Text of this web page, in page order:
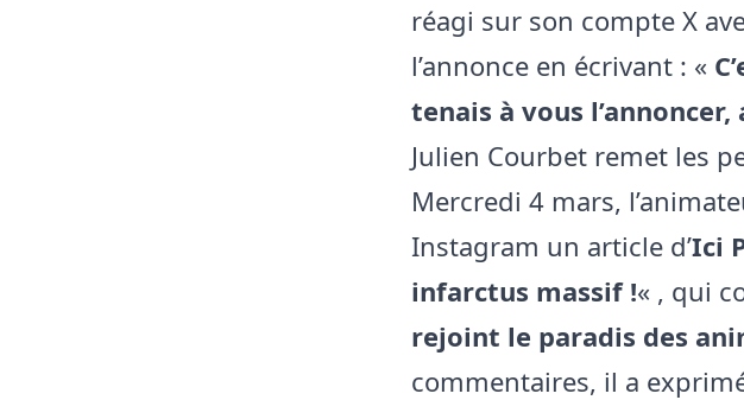
réagi sur son compte X
l’annonce en écrivant : «
tenais à vous
Julien Courbet remet les
Mercredi 4 mars,
Instagram un article d’Ici
infarctus massif !« , qui
rejoint le paradis des
commentaires, il a